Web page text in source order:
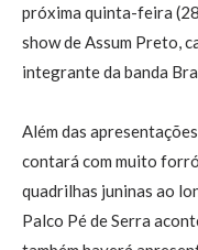
próxima quinta-feira
show de Assum Preto,
integrante da banda
Além das
contará com muito
quadrilhas juninas ao
Palco Pé de Serra